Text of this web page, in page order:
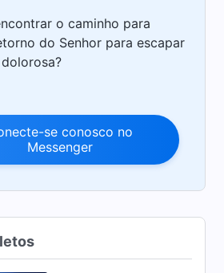
o caminho para
do Senhor para escapar
se conosco no
Messenger